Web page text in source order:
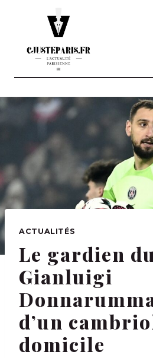
ACTUALITÉS
Le gardien
Gianluigi
d’un
domicile